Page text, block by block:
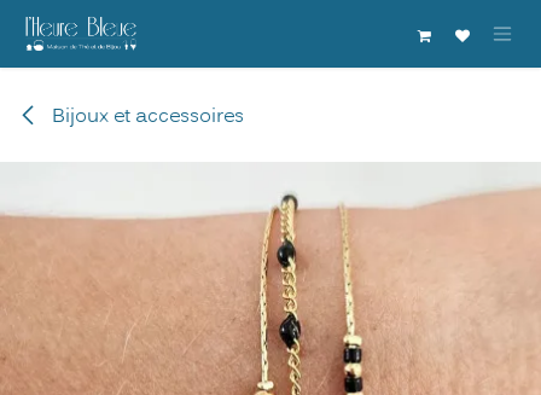
Se rendre au contenu
Bijoux et accessoires